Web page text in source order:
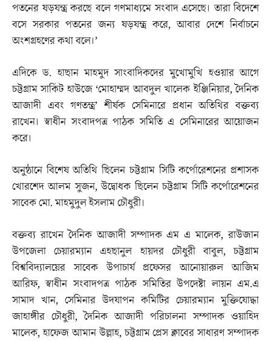
পতনের ষড়যন্ত্র করছে বলে গণমাধ্যমে সংবাদ এসেছে। তারা বিদেশে
বসে সরকার পতনের জন্য ষড়যন্ত্র করে, আবার দেশে নির্বাচনে
অংশগ্রহণের কথা বলে।’
এদিকে ড. হাছান মাহমুদ সাংবাদিকদের মুখোমুখি হওয়ার আগে
চট্টগ্রাম সার্কিট হাউজে ‘মোহাম্মদ আবদুল খালেক ইঞ্জিনিয়ার, দৈনিক
আজাদী এবং গণতন্ত্র’ শীর্ষক সেমিনারে প্রধান অতিথির বক্তব্য
রাখেন। স্বাধীন সংবাদপত্র পাঠক সমিতি এ সেমিনারের আয়োজন
করে।
অনুষ্ঠানে বিশেষ অতিথি ছিলেন চট্টগ্রাম সিটি কর্পোরেশনের প্রশাসক
খোরশেদ আলম সুজন, উদ্বোধক ছিলেন চট্টগ্রাম সিটি কর্পোরেশনের
সাবেক মো. মাহমুদুল ইসলাম চৌধুরী।
বক্তব্য রাখেন দৈনিক আজাদী সম্পাদক এম এ মালেক, রাউজান
উপজেলা চেয়ারম্যান এহছানুল হায়দর চৌধুরী বাবুল, চট্টগ্রাম
বিশ্ববিদ্যালয়ের সাবেক উপাচার্য প্রফেসর আনোয়ারুল আজিম
আরিফ, স্বাধীন সংবাদপত্র পাঠক সমিতির উপদেষ্টা লায়ন এম.এ
সামাদ খান, সেমিনার উদযাপন কমিটির চেয়ারম্যান মুক্তিযোদ্ধা
জাহাঙ্গীর চৌধুরী, দৈনিক আজাদী পরিচালনা সম্পাদক ওয়াহিদ
মালেক, হাফেজ আমান উল্লাহ, চট্টগ্রাম প্রেস ক্লাবের সাধারণ সম্পাদক